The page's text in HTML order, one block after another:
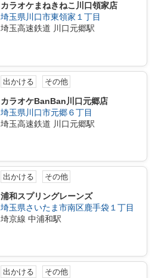
カラオケまねきねこ川口領家店
埼玉県川口市東領家１丁目
埼玉高速鉄道 川口元郷駅
出かける その他
カラオケBanBan川口元郷店
埼玉県川口市元郷６丁目
埼玉高速鉄道 川口元郷駅
出かける その他
浦和スプリングレーンズ
埼玉県さいたま市南区鹿手袋１丁目
埼京線 中浦和駅
出かける その他